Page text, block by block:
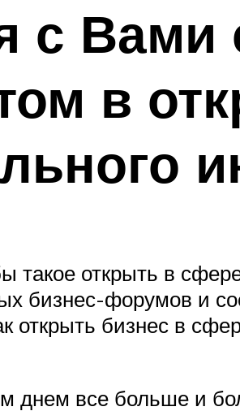
с Вами
в
такое открыть в
бизнес-форумов и
бизнес в
все больше и